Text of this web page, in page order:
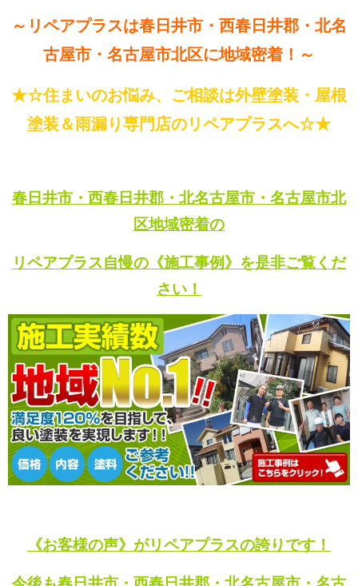
～リペアプラスは春日井市・西春日井郡・北名
古屋市・名古屋市北区に地域密着！～
★☆住まいのお悩み、ご相談は外壁塗装・屋根
塗装＆雨漏り専門店のリペアプラスへ☆★
春日井市・西春日井郡・北名古屋市・名古屋市北
区地域密着の
リペアプラス自慢の《施工事例》を是非ご覧くだ
さい！
《お客様の声》がリペアプラスの誇りです！